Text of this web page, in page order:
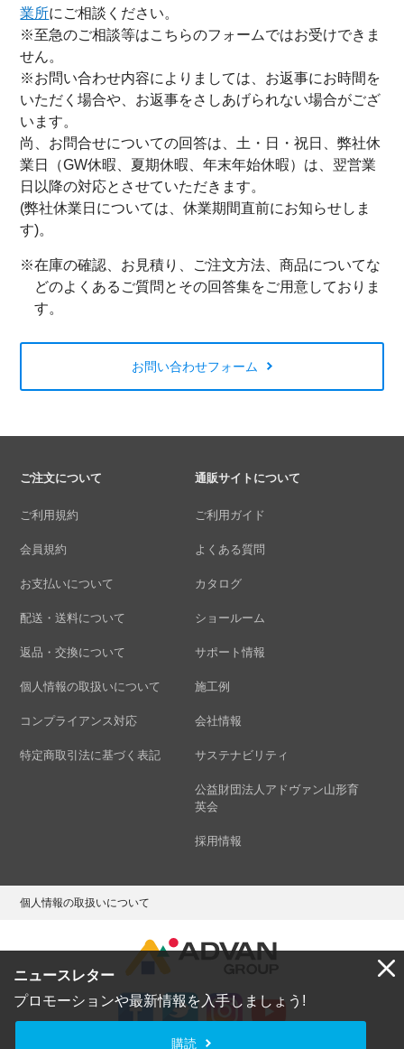
ニュースレター
プロモーションや最新情報を入手しましょう!
購読
業所にご相談ください。
※至急のご相談等はこちらのフォームではお受けできま
せん。
※お問い合わせ内容によりましては、お返事にお時間を
いただく場合や、お返事をさしあげられない場合がござ
います。
尚、お問合せについての回答は、土・日・祝日、弊社休
業日（GW休暇、夏期休暇、年末年始休暇）は、翌営業
日以降の対応とさせていただきます。
(弊社休業日については、休業期間直前にお知らせしま
す)。
※在庫の確認、お見積り、ご注文方法、商品についてな
どのよくあるご質問とその回答集をご用意しておりま
す。
お問い合わせフォーム
ご注文について
ご利用規約
会員規約
お支払いについて
配送・送料について
返品・交換について
個人情報の取扱いについて
コンプライアンス対応
特定商取引法に基づく表記
通販サイトについて
ご利用ガイド
よくある質問
カタログ
ショールーム
サポート情報
施工例
会社情報
サステナビリティ
公益財団法人アドヴァン山形育
英会
採用情報
個人情報の取扱いについて